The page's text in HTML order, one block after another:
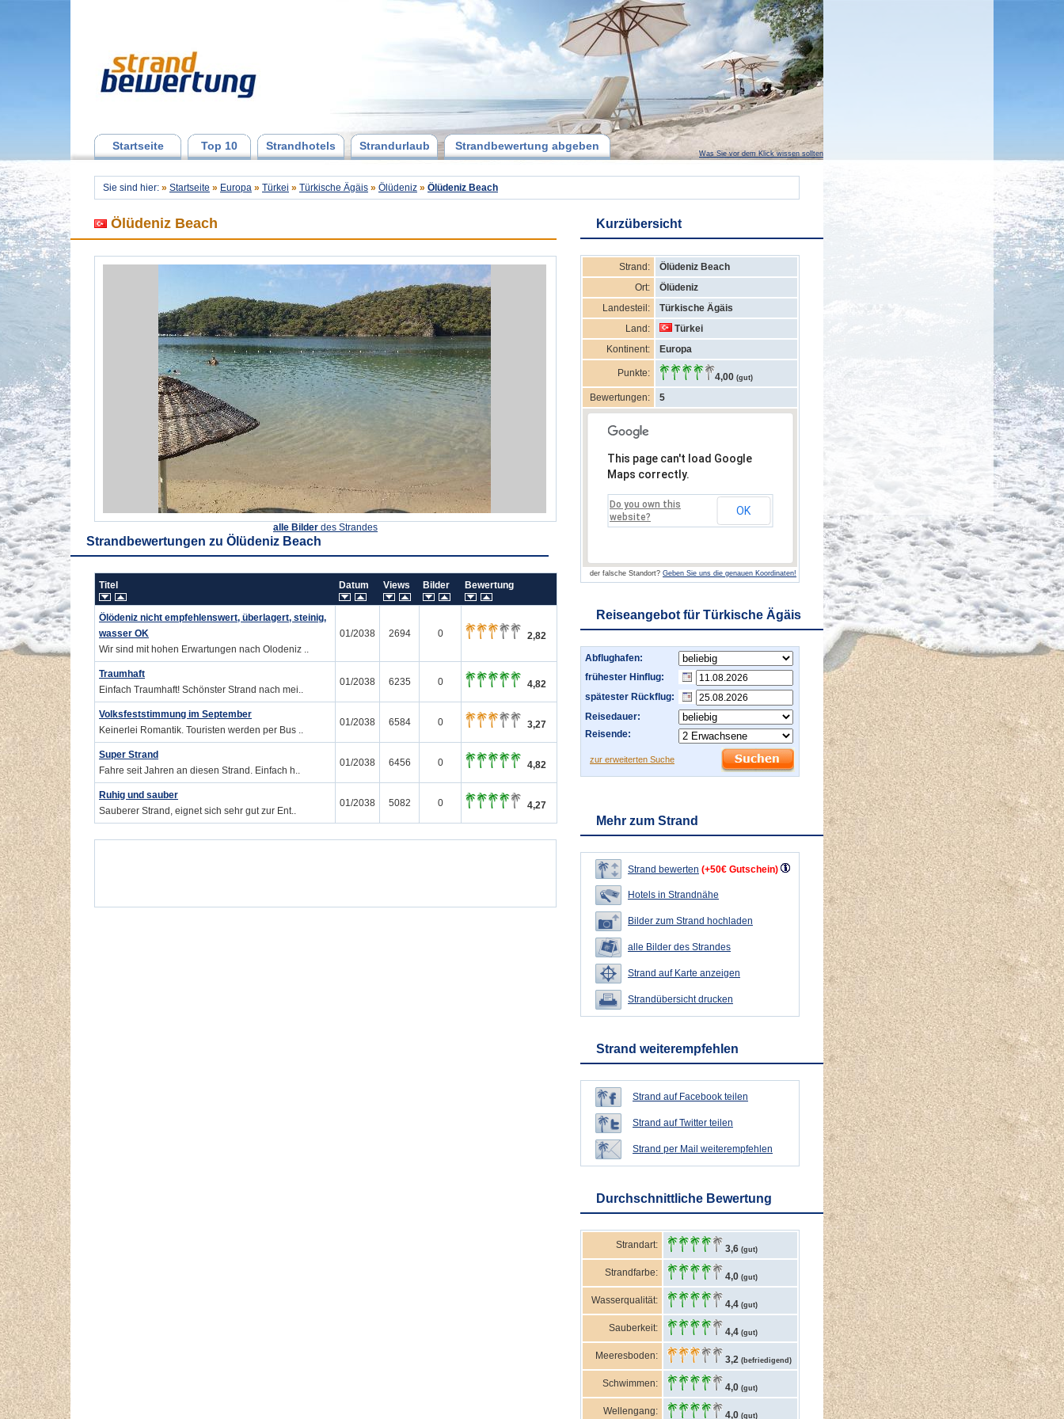
Startseite Top 10 Strandhotels Strandurlaub Strandbewertung abgeben
Was Sie vor dem Klick wissen sollten
Sie sind hier: » Startseite » Europa » Türkei » Türkische Ägäis » Ölüdeniz » Ölüdeniz Beach
Ölüdeniz Beach
alle Bilder des Strandes
Strandbewertungen zu Ölüdeniz Beach
Titel Datum Views Bilder Bewertung
Ölödeniz nicht empfehlenswert, überlagert, steinig,
wasser OK
Wir sind mit hohen Erwartungen nach Olodeniz ..
01/2038 2694 0 2,82
Traumhaft
Einfach Traumhaft! Schönster Strand nach mei..
01/2038 6235 0 4,82
Volksfeststimmung im September
Keinerlei Romantik. Touristen werden per Bus ..
01/2038 6584 0 3,27
Super Strand
Fahre seit Jahren an diesen Strand. Einfach h..
01/2038 6456 0 4,82
Ruhig und sauber
Sauberer Strand, eignet sich sehr gut zur Ent..
01/2038 5082 0 4,27
Kurzübersicht
Strand:
Ölüdeniz Beach
Ort:
Ölüdeniz
Landesteil:
Türkische Ägäis
Land:
Türkei
Kontinent:
Europa
Punkte: 4,00 (gut)
Bewertungen: 5
This page can't load Google
Maps correctly.
Do you own this
website?
OK
der falsche Standort? Geben Sie uns die genauen Koordinaten!
Reiseangebot für Türkische Ägäis
Abflughafen:
frühester Hinflug:
spätester Rückflug:
Reisedauer:
Reisende:
zur erweiterten Suche
Mehr zum Strand
Strand bewerten (+50€ Gutschein)
Hotels in Strandnähe
Bilder zum Strand hochladen
alle Bilder des Strandes
Strand auf Karte anzeigen
Strandübersicht drucken
Strand weiterempfehlen
Strand auf Facebook teilen
Strand auf Twitter teilen
Strand per Mail weiterempfehlen
Durchschnittliche Bewertung
Strandart: 3,6 (gut)
Strandfarbe: 4,0 (gut)
Wasserqualität: 4,4 (gut)
Sauberkeit: 4,4 (gut)
Meeresboden: 3,2 (befriedigend)
Schwimmen: 4,0 (gut)
Wellengang: 4,0 (gut)